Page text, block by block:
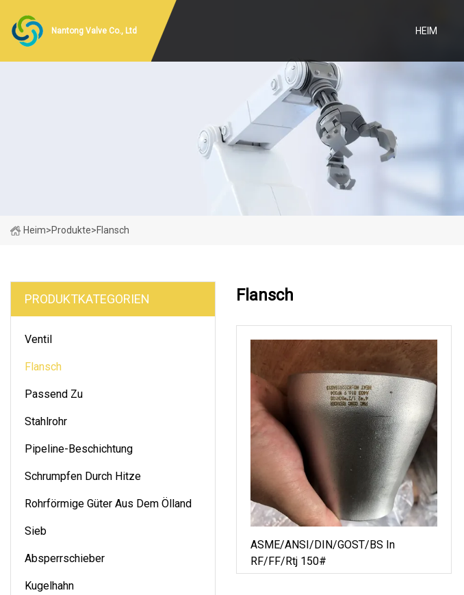
Nantong Valve Co., Ltd HEIM
Heim>Produkte>Flansch
PRODUKTKATEGORIEN
Ventil
Flansch
Passend Zu
Stahlrohr
Pipeline-Beschichtung
Schrumpfen Durch Hitze
Rohrförmige Güter Aus Dem Ölland
Sieb
Absperrschieber
Kugelhahn
Flansch
ASME/ANSI/DIN/GOST/BS In
RF/FF/Rtj 150#